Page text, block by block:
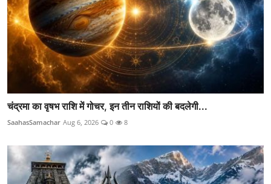
चंद्रमा का वृषभ राशि में गोचर, इन तीन राशियों की बदलेगी...
SaahasSamachar Aug 6, 2026 0 8